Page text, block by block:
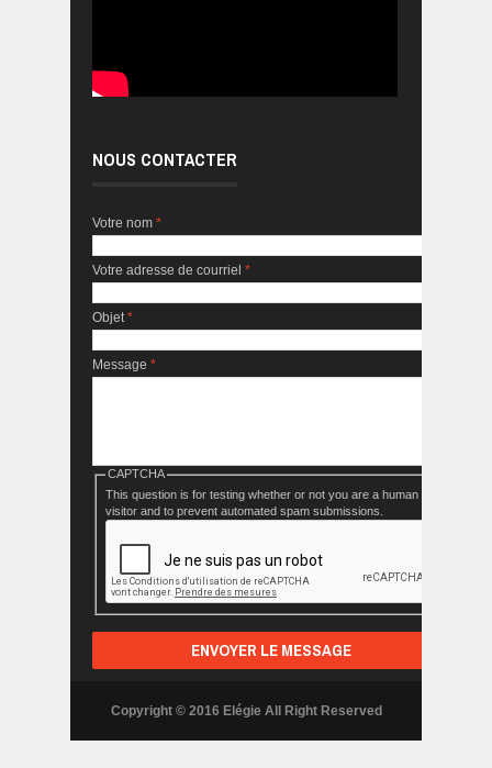
NOUS CONTACTER
Votre nom *
Votre adresse de courriel *
Objet*
Message *
CAPTCHA
This question is for testing whether or not you are a human
visitor and to prevent automated spam submissions.
Copyright © 2016 Elégie All Right Reserved